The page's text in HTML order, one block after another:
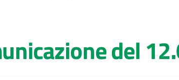
del